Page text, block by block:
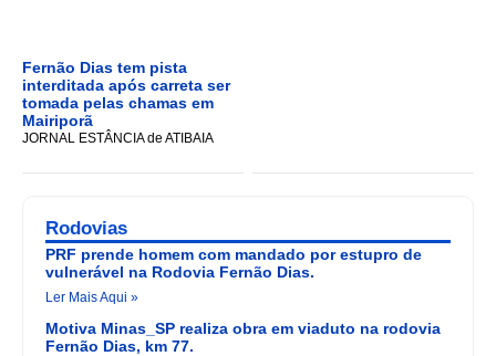
Fernão Dias tem pista
interditada após carreta ser
tomada pelas chamas em
Mairiporã
JORNAL ESTÂNCIA de ATIBAIA
Rodovias
PRF prende homem com mandado por estupro de
vulnerável na Rodovia Fernão Dias.
Ler Mais Aqui »
Motiva Minas_SP realiza obra em viaduto na rodovia
Fernão Dias, km 77.